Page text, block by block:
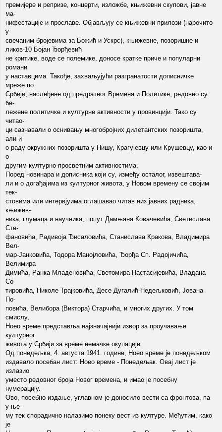
премијере и репризе, концерти, изложбе, књижевни скупови, јавне
ма-
нифестације и прославе. Објављују се књижевни прилози (нарочито
у
свечаним бројевима за Божић и Ускрс), књижевне, позоришне и
ликов-10 Бојан Ђорђевић
не критике, воде се полемике, доносе кратке приче и популарни
романи
у наставцима. Такође, захваљујући разгранатости дописничке
мреже по
Србији, наслеђене од предратног Времена и Политике, редовно су
бе-
лежене политичке и културне активности у провинцији. Тако су
читао-
ци сазнавали о оснивању многобројних дилетантских позоришта,
али и
о раду окружних позоришта у Нишу, Крагујевцу или Крушевцу, као и
о
другим културно-просветним активностима.
Поред новинара и дописника који су, између осталог, извештава-
ли и о догађајима из културног живота, у Новом времену се својим
тек-
стовима или интервјуима оглашавао читав низ јавних радника,
књижев-
ника, глумаца и научника, попут Дамњана Ковачевића, Светислава
Сте-
фановића, Радивоја Ђисаловића, Станислава Кракова, Владимира
Вел-
мар-Јанковића, Тодора Манојловића, Ђорђа Сп. Радојичића,
Велимира
Димића, Ранка Младеновића, Светомира Настасијевића, Владана
Со-
тировића, Николе Трајковића, Десе Дугалић-Недељковић, Јована
По-
повића, Велибора (Виктора) Старчића, и многих других. У том
смислу,
Hoeo време представља најзначајнији извор за проучавање
културног
живота у Србији за време немачке окупације.
Од понедељка, 4. августа 1941. године, Hoeo време је понедељком
издавало посебан лист: Hoeo време - Понедељак. Овај лист је
излазио
уместо редовног броја Новог времена, и имао је посебну
нумерацију.
Ово, посебно издање, углавном је доносило вести са фронтова, па
у ње-
му тек спорадично налазимо понеку вест из културе. Међутим, како
је